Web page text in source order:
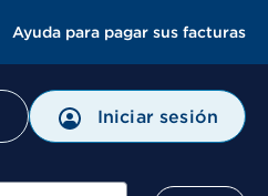
Ayuda para pagar sus facturas
Iniciar sesión